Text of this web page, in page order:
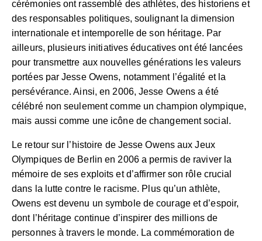
cérémonies ont rassemblé des athlètes, des historiens et
des responsables politiques, soulignant la dimension
internationale et intemporelle de son héritage. Par
ailleurs, plusieurs initiatives éducatives ont été lancées
pour transmettre aux nouvelles générations les valeurs
portées par Jesse Owens, notamment l’égalité et la
persévérance. Ainsi, en 2006, Jesse Owens a été
célébré non seulement comme un champion olympique,
mais aussi comme une icône de changement social.
Le retour sur l’histoire de Jesse Owens aux Jeux
Olympiques de Berlin en 2006 a permis de raviver la
mémoire de ses exploits et d’affirmer son rôle crucial
dans la lutte contre le racisme. Plus qu’un athlète,
Owens est devenu un symbole de courage et d’espoir,
dont l’héritage continue d’inspirer des millions de
personnes à travers le monde. La commémoration de